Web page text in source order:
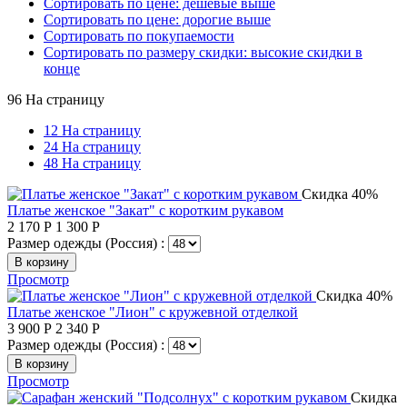
Сортировать по цене: дорогие выше
Сортировать по покупаемости
Сортировать по размеру скидки: высокие скидки в
конце
96 На страницу
12 На страницу
24 На страницу
48 На страницу
Скидка 40%
Платье женское "Закат" с коротким рукавом
2 170 Р 1 300 Р
Размер одежды (Россия) :
В корзину
Просмотр
Скидка 40%
Платье женское "Лион" с кружевной отделкой
3 900 Р 2 340 Р
Размер одежды (Россия) :
В корзину
Просмотр
Скидка